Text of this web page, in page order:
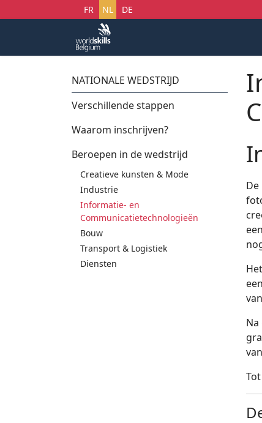
Selecteer uw taal
FR NL DE
NATIONALE WEDSTRIJD
Verschillende stappen
Waarom inschrijven?
Beroepen in de wedstrijd
Creatieve kunsten & Mode
Industrie
Informatie- en
Communicatietechnologieën
Bouw
Transport & Logistiek
Diensten